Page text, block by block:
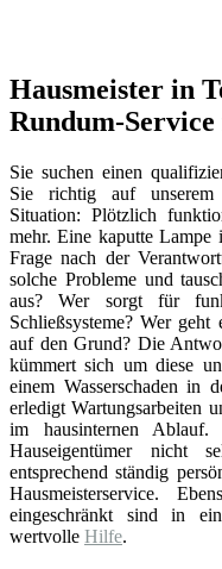
Hausmeister in
Rundum-
Sie suchen einen
Sie richtig auf
Situation: Plötzlich
mehr. Eine kaputte
Frage nach der
solche Probleme und
aus? Wer sorgt für
Schließsysteme? Wer
auf den Grund? Die
kümmert sich um diese
einem Wasserschaden in
erledigt Wartungsarbeiten
im hausinternen
Hauseigentümer nicht
entsprechend ständig
Hausmeisterservice.
eingeschränkt sind in
wertvolle Hilfe.